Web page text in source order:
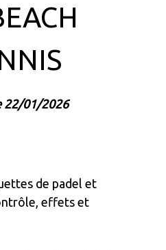
22/01/2026
de padel et
effets et